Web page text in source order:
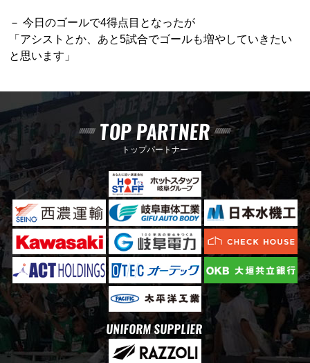
－ 今日のゴールで4得点目となったが
「アシストとか、あと5試合でゴールも増やしていきたい
と思います」
TOP PARTNER
トップパートナー
UNIFORM SUPPLIER